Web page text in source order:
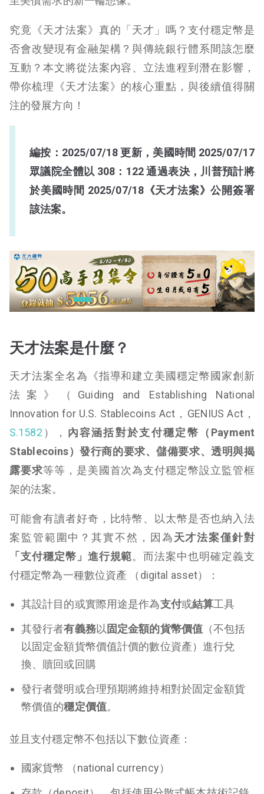
究竟《天才法案》真的「天才」嗎？支付穩定幣是
否會改變現有金融架構？與傳統銀行體系間該怎麼
互動？本文將從法案內容、立法進程到潛在影響，
帶你梳理《天才法案》的核心重點，與後續值得關
注的發展方向！
編按：2025/07/18 更新，美國時間 2025/07/17
眾議院全體以 308：122 通過表決，川普預計將
於美國時間 2025/07/18《天才法案》公開簽署
該法案。
天才法案是什麼？
天才法案全名為《指導和建立美國穩定幣國家創新
法案》（Guiding and Establishing National
Innovation for U.S. Stablecoins Act，GENIUS Act，
S.1582 ）， 內容涵括對於支付穩定幣（Payment
Stablecoins）發行商的要求、儲備要求、透明與揭
露要求等等，是美國首次為支付穩定幣設立監管框
架的法案。
可能會有讀者好奇，比特幣、以太幣是否也納入法
案監管範圍中？其實不然，因為天才法案僅針對
「支付穩定幣」進行規範。而法案中也明確定義支
付穩定幣為一種數位資產 （digital asset）：
其設計目的或實際用途是作為支付或結算工具
其發行者有義務以 固定金額的貨幣價值 （不包括
以固定金額貨幣價值計價的數位資產）進行兌
換、贖回或回購
發行者聲明或合理預期將維持相對於固定金額貨
幣價值的穩定價值。
並且支付穩定幣不包括以下數位資產：
國家貨幣 （national currency）